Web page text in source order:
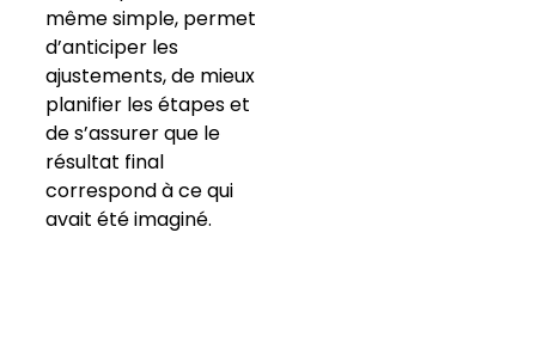
même simple, permet
d’anticiper les
ajustements, de mieux
planifier les étapes et
de s’assurer que le
résultat final
correspond à ce qui
avait été imaginé.